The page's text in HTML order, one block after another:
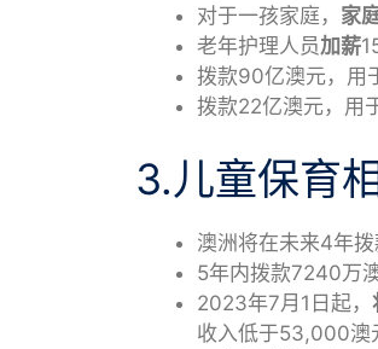
对于一孩家庭， 家
老年护理人员加薪
拨款90亿澳元，用
拨款22亿澳元，用
3.儿童保育
澳洲将在未来4年
5年内拨款7240万
2023年7月1日起，
收入低于53,000澳